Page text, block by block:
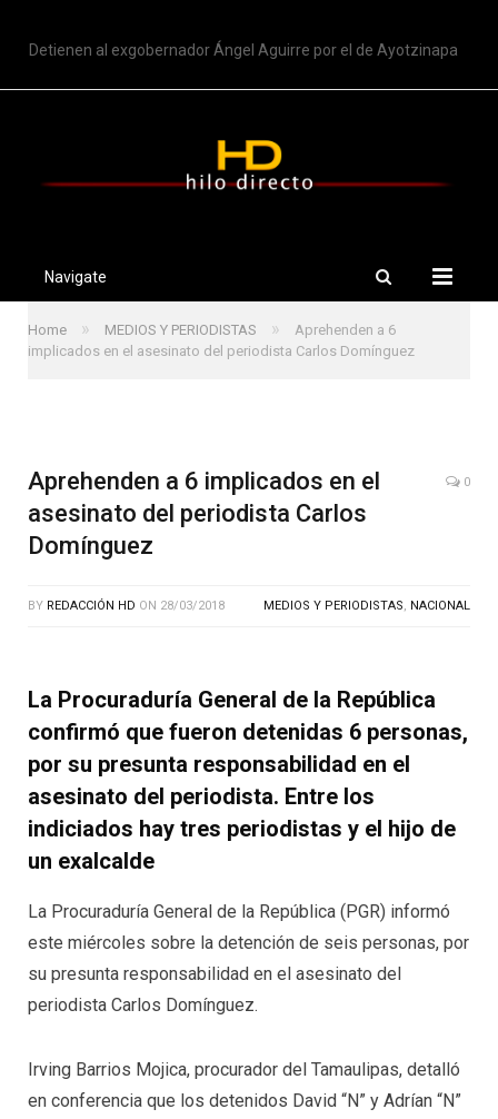
Detienen al exgobernador Ángel Aguirre por el de Ayotzinapa
Navigate
Home » MEDIOS Y PERIODISTAS »
Aprehenden a 6
implicados en el asesinato del periodista Carlos Domínguez
Aprehenden a 6 implicados en el
asesinato del periodista Carlos
Domínguez
0
BY REDACCIÓN HD ON 28/03/2018 MEDIOS Y PERIODISTAS, NACIONAL
La Procuraduría General de la República
confirmó que fueron detenidas 6 personas,
por su presunta responsabilidad en el
asesinato del periodista. Entre los
indiciados hay tres periodistas y el hijo de
un exalcalde
La Procuraduría General de la República (PGR) informó
este miércoles sobre la detención de seis personas, por
su presunta responsabilidad en el asesinato del
periodista Carlos Domínguez.
Irving Barrios Mojica, procurador del Tamaulipas, detalló
en conferencia que los detenidos David “N” y Adrían “N”